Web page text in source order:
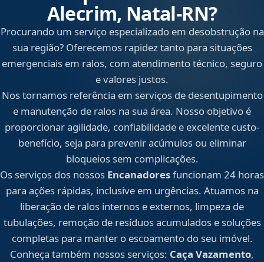
Alecrim, Natal‑RN?
Procurando um serviço especializado em desobstrução na
sua região? Oferecemos rapidez tanto para situações
emergenciais em ralos, com atendimento técnico, seguro
e valores justos.
Nos tornamos referência em serviços de desentupimento
e manutenção de ralos na sua área. Nosso objetivo é
proporcionar agilidade, confiabilidade e excelente custo-
benefício, seja para prevenir acúmulos ou eliminar
bloqueios sem complicações.
Os serviços dos nossos Encanadoresfuncionam 24 horas
para ações rápidas, inclusive em urgências. Atuamos na
liberação de ralos internos e externos, limpeza de
tubulações, remoção de resíduos acumulados e soluções
completas para manter o escoamento do seu imóvel.
Conheça também nossos serviços: Caça Vazamento,